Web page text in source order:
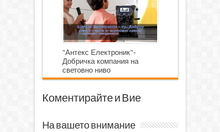
"Антекс Електроник"-
Добричка компания на
световно ниво
Коментирайте и Вие
На вашето внимание